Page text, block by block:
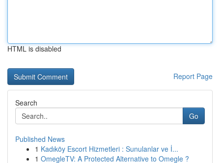
HTML is disabled
Report Page
Search
Go
Published News
1 Kadıköy Escort Hizmetleri : Sunulanlar ve İ...
1 OmegleTV: A Protected Alternative to Omegle ?